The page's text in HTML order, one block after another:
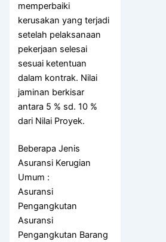
memperbaiki
kerusakan yang terjadi
setelah pelaksanaan
pekerjaan selesai
sesuai ketentuan
dalam kontrak. Nilai
jaminan berkisar
antara 5 % sd. 10 %
dari Nilai Proyek.
Beberapa Jenis
Asuransi Kerugian
Umum :
Asuransi
Pengangkutan
Asuransi
Pengangkutan Barang